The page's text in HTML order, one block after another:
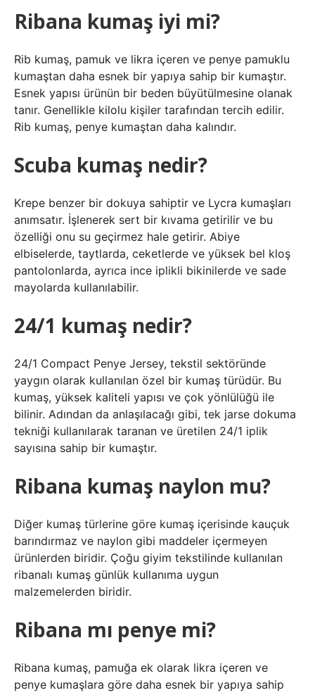
Ribana kumaş iyi mi?
Rib kumaş, pamuk ve likra içeren ve penye pamuklu
kumaştan daha esnek bir yapıya sahip bir kumaştır.
Esnek yapısı ürünün bir beden büyütülmesine olanak
tanır. Genellikle kilolu kişiler tarafından tercih edilir.
Rib kumaş, penye kumaştan daha kalındır.
Scuba kumaş nedir?
Krepe benzer bir dokuya sahiptir ve Lycra kumaşları
anımsatır. İşlenerek sert bir kıvama getirilir ve bu
özelliği onu su geçirmez hale getirir. Abiye
elbiselerde, taytlarda, ceketlerde ve yüksek bel kloş
pantolonlarda, ayrıca ince iplikli bikinilerde ve sade
mayolarda kullanılabilir.
24/1 kumaş nedir?
24/1 Compact Penye Jersey, tekstil sektöründe
yaygın olarak kullanılan özel bir kumaş türüdür. Bu
kumaş, yüksek kaliteli yapısı ve çok yönlülüğü ile
bilinir. Adından da anlaşılacağı gibi, tek jarse dokuma
tekniği kullanılarak taranan ve üretilen 24/1 iplik
sayısına sahip bir kumaştır.
Ribana kumaş naylon mu?
Diğer kumaş türlerine göre kumaş içerisinde kauçuk
barındırmaz ve naylon gibi maddeler içermeyen
ürünlerden biridir. Çoğu giyim tekstilinde kullanılan
ribanalı kumaş günlük kullanıma uygun
malzemelerden biridir.
Ribana mı penye mi?
Ribana kumaş, pamuğa ek olarak likra içeren ve
penye kumaşlara göre daha esnek bir yapıya sahip